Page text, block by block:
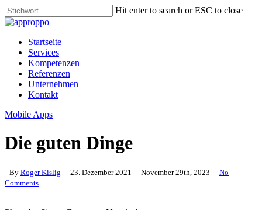
Skip
to
main
content
Hit enter to search or ESC to close
Close
Menu
Startseite
Services
Kompetenzen
Referenzen
Unternehmen
Kontakt
Mobile Apps
Die guten Dinge
By Roger Kislig 23. Dezember 2021 November 29th, 2023
No
Comments